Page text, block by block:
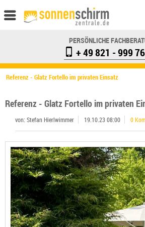
PERSÖNLICHE
+ 49 821 - 999
Referenz - Glatz Fortello im privaten Einsatz
Referenz - Glatz Fortello im privaten
von: Stefan Hierlwimmer 19.10.23 08:00 0